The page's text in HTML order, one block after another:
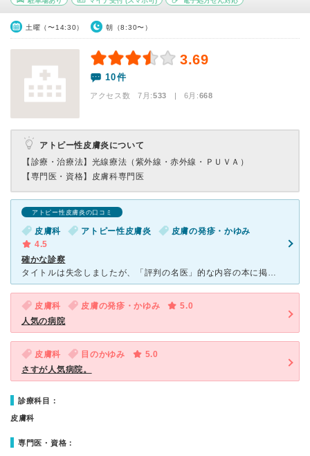
土曜（〜14:30） 朝（8:30〜）
3.69
10件
アクセス数 7月:533 | 6月:668
アトピー性皮膚炎について
【診療・治療法】 光線療法（紫外線・赤外線・ＰＵＶＡ）
【専門医・資格】 皮膚科専門医
アトピー性皮膚炎の口コミ
皮膚科 アトピー性皮膚炎
皮膚の発疹・かゆみ
4.5
確かな診察
タイトルは失念しましたが、「評判の名医」的な内容の本に掲載された病院だそうです。 そうとは知らず、たまたま友人から聞いて行きました。混雑ぶりは凄いです。 診察内容は、とても親切丁寧で、先生はも
皮膚科 皮膚の発疹・かゆみ
5.0
人気の病院
皮膚科 目のかゆみ
5.0
さすが人気病院。
診療科目：
皮膚科
専門医・資格：